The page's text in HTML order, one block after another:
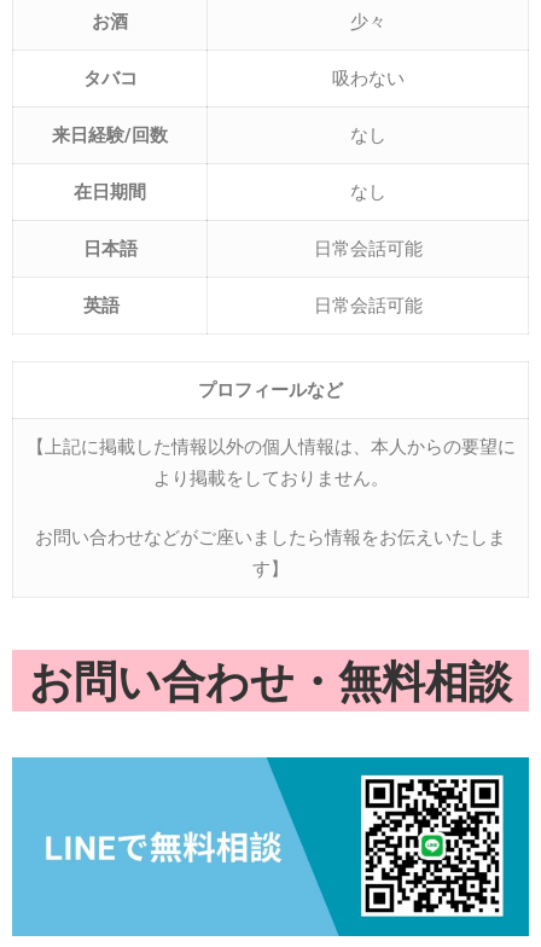
お酒 少々
タバコ 吸わない
来日経験/回数 なし
在日期間 なし
日本語 日常会話可能
英語 日常会話可能
プロフィールなど
【上記に掲載した情報以外の個人情報は、本人からの要望に
より掲載をしておりません。
お問い合わせなどがご座いましたら情報をお伝えいたしま
す】
お問い合わせ・無料相談